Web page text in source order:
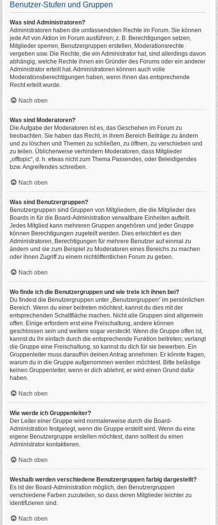
Benutzer-Stufen und Gruppen
Was sind Administratoren?
Administratoren haben die umfassendsten Rechte im Forum. Sie können
jede Art von Aktion im Forum ausführen; z. B. Berechtigungen setzen,
Mitglieder sperren, Benutzergruppen erstellen, Moderationsrechte
vergeben usw. Die Rechte, die ein Administrator hat, sind allerdings davon
abhängig, welche Rechte ihnen ein Gründer des Forums oder ein anderer
Administrator erteilt hat. Administratoren können auch volle
Moderationsberechtigungen haben, wenn ihnen das entsprechende
Recht erteilt wurde.
Nach oben
Was sind Moderatoren?
Die Aufgabe der Moderatoren ist es, das Geschehen im Forum zu
beobachten. Sie haben das Recht, in ihrem Bereich Beiträge zu ändern
und zu löschen und Themen zu schließen, zu öffnen, zu verschieben und
zu teilen. Üblicherweise verhindern Moderatoren, dass Mitglieder
„offtopic“, d. h. etwas nicht zum Thema Passendes, oder Beleidigendes
bzw. Angreifendes schreiben.
Nach oben
Was sind Benutzergruppen?
Benutzergruppen sind Gruppen von Mitgliedern, die die Mitglieder des
Boards in für die Board-Administration verwaltbare Einheiten aufteilt.
Jedes Mitglied kann mehreren Gruppen angehören und jeder Gruppe
können Berechtigungen zugeteilt werden. Dies erleichtert es den
Administratoren, Berechtigungen für mehrere Benutzer auf einmal zu
ändern und sie zum Beispiel zu Moderatoren eines Bereichs zu machen
oder ihnen Zugriff zu einem nichtöffentlichen Forum zu geben.
Nach oben
Wo finde ich die Benutzergruppen und wie trete ich ihnen bei?
Du findest die Benutzergruppen unter „Benutzergruppen“ im persönlichen
Bereich. Wenn du einer beitreten möchtest, kannst du dies mit der
entsprechenden Schaltfläche machen. Nicht alle Gruppen sind allgemein
offen. Einige erfordern erst eine Freischaltung, andere können
geschlossen sein und weitere sogar versteckt. Wenn die Gruppe offen ist,
kannst du ihr einfach durch die entsprechende Funktion beitreten; verlangt
die Gruppe eine Freischaltung, so kannst du dich für sie bewerben. Ein
Gruppenleiter muss daraufhin deinen Antrag annehmen. Er könnte fragen,
warum du in die Gruppe aufgenommen werden möchtest. Bitte belästige
keinen Gruppenleiter, wenn er dich ablehnt, er wird einen Grund dafür
haben.
Nach oben
Wie werde ich Gruppenleiter?
Der Leiter einer Gruppe wird normalerweise durch die Board-
Administration festgelegt, wenn die Gruppe erstellt wird. Wenn du eine
eigene Benutzergruppe erstellen möchtest, dann solltest du einen
Administrator kontaktieren.
Nach oben
Weshalb werden verschiedene Benutzergruppen farbig dargestellt?
Es ist der Board-Administration möglich, den Benutzergruppen
verschiedene Farben zuzuteilen, so dass deren Mitglieder leichter zu
identifizieren sind.
Nach oben